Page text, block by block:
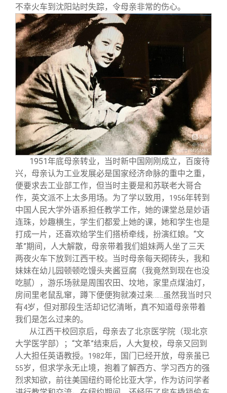
不幸火车到沈阳站时失踪，令母亲非常的伤心。
1951年底母亲转业，当时新中国刚刚成立，百废待
兴，母亲认为工业发展必是国家经济命脉的重中之重，
便要求去工业部工作，但当时主要是和苏联老大哥合
作，英文派不上太多用场。为了学以致用，
1956年转到
中国人民大学外语系担任教学工作，她的课堂总是妙语
连珠，妙趣横生，学生们都爱上她的课，她和学生也是
打成一片，还喜欢给学生们搭桥牵线，扮演红娘。“文
革”期间，人大解散，母亲带着我们姐妹两人坐了三天
两夜火车下放到江西干校。当时母亲每天砌砖头，我和
妹妹在幼儿园顿顿吃馒头夹酱豆腐（我竟然到现在也没
吃腻），游乐场就是周围农田、坟地，家里点煤油灯，
房间里老鼠乱窜，蹲下便便狗就凑过来……虽然我当时只
有4岁，但对那段生活却记忆清晰，真不知道母亲带着
我们是怎么过来的。
从江西干校回京后，母亲去了北京医学院（现北京
大学医学部）；“文革”结束后，人大复校，母亲又回到
人大担任英语教授。
1982年，国门已经开放，母亲虽已
55岁，但求学永无止境，抱着了解西方、学习西方的强
烈求知欲，前往美国纽约哥伦比亚大学，作为访问学者